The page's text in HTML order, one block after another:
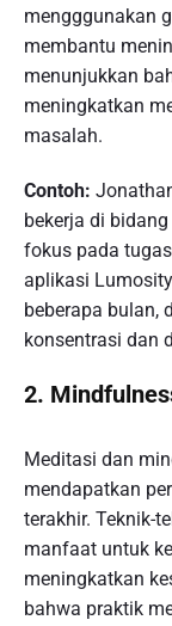
mengggunakan
membantu
menunjukkan
meningkatkan
masalah.
Contoh:
bekerja di
fokus pada
aplikasi
beberapa bulan,
konsentrasi dan
2.
Meditasi dan
mendapatkan
terakhir. Teknik-
manfaat untuk
meningkatkan
bahwa praktik